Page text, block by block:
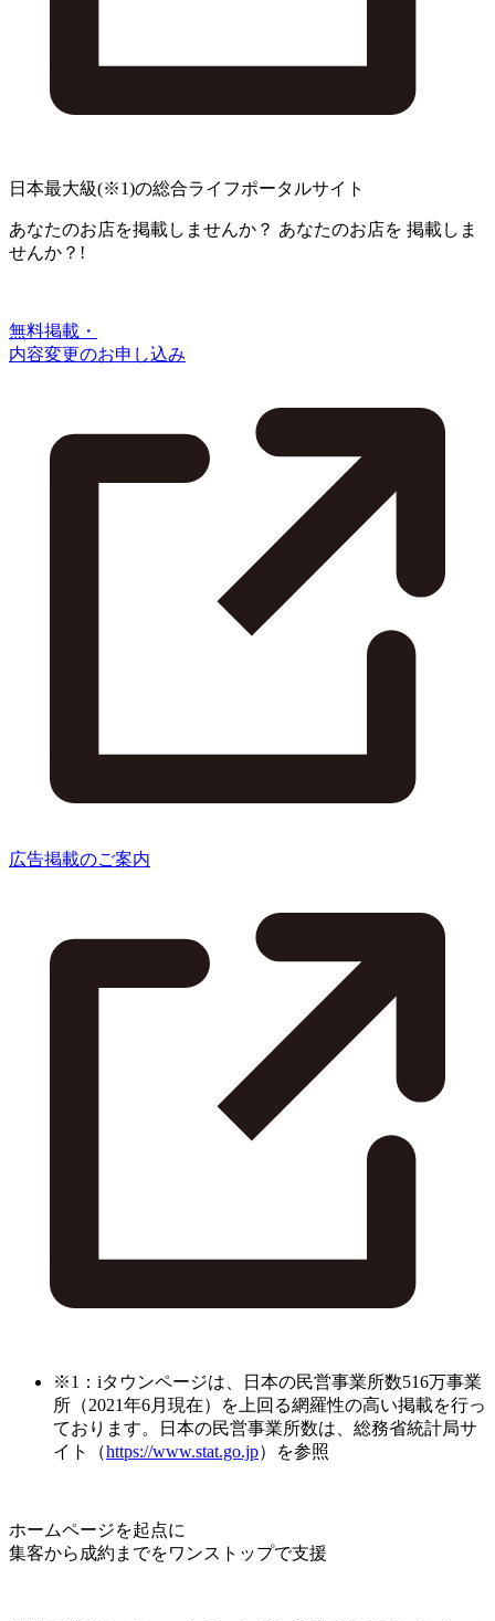
日本最大級(※1)の総合ライフポータルサイト
あなたのお店を掲載しませんか？ あなたのお店を 掲載しま
せんか？!
無料掲載・
内容変更のお申し込み
広告掲載のご案内
※1：iタウンページは、日本の民営事業所数516万事業
所（2021年6月現在）を上回る網羅性の高い掲載を行っ
ております。日本の民営事業所数は、総務省統計局サ
イト（https://www.stat.go.jp）を参照
ホームページを起点に
集客から成約までをワンストップで支援